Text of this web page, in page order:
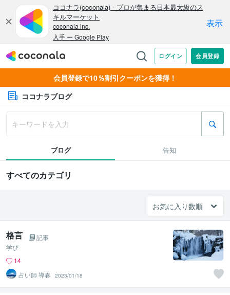
会員登録で10％割引クーポンを獲得！
ココナラブログ
ブログ 告知
すべてのカテゴリ
格言
記事
学び
14
占い師 導春
2023/01/18